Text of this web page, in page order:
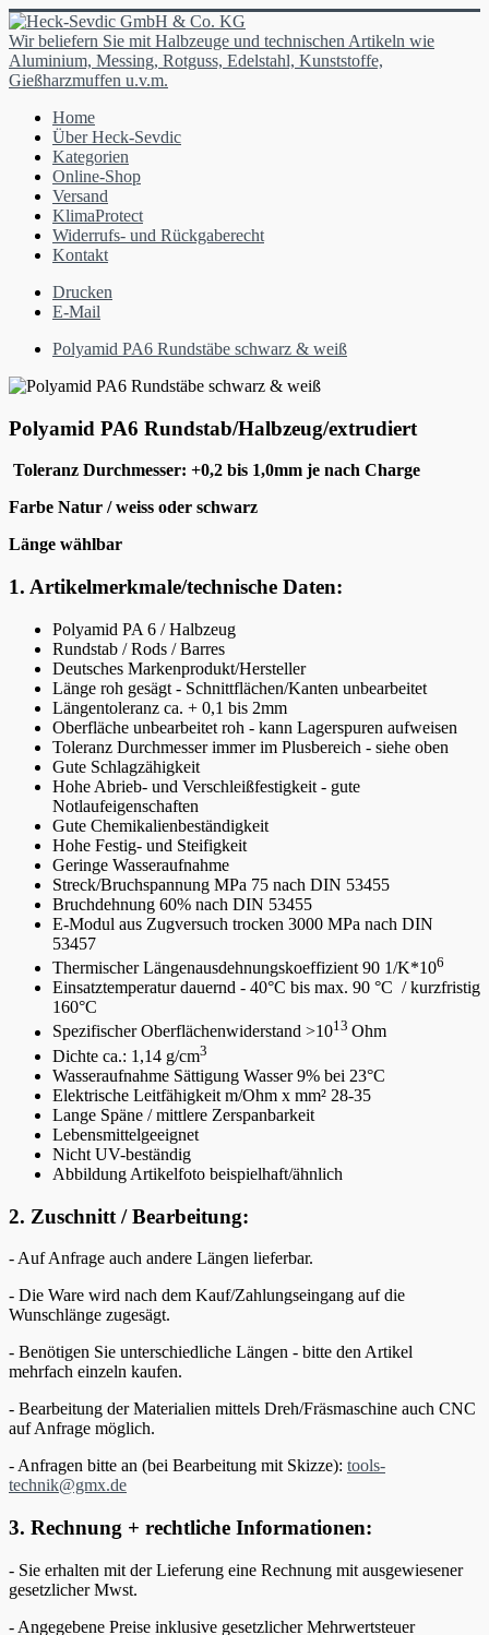
Wir beliefern Sie mit Halbzeuge und technischen Artikeln wie
Aluminium, Messing, Rotguss, Edelstahl, Kunststoffe,
Gießharzmuffen u.v.m.
Home
Über Heck-Sevdic
Kategorien
Online-Shop
Versand
KlimaProtect
Widerrufs- und Rückgaberecht
Kontakt
Drucken
E-Mail
Polyamid PA6 Rundstäbe schwarz & weiß
Polyamid PA6 Rundstab/Halbzeug/extrudiert
Toleranz Durchmesser: +0,2 bis 1,0mm je nach Charge
Farbe Natur / weiss oder schwarz
Länge wählbar
1. Artikelmerkmale/technische Daten:
Polyamid PA 6 / Halbzeug
Rundstab / Rods / Barres
Deutsches Markenprodukt/Hersteller
Länge roh gesägt - Schnittflächen/Kanten unbearbeitet
Längentoleranz ca. + 0,1 bis 2mm
Oberfläche unbearbeitet roh - kann Lagerspuren aufweisen
Toleranz Durchmesser immer im Plusbereich - siehe oben
Gute Schlagzähigkeit
Hohe Abrieb- und Verschleißfestigkeit - gute
Notlaufeigenschaften
Gute Chemikalienbeständigkeit
Hohe Festig- und Steifigkeit
Geringe Wasseraufnahme
Streck/Bruchspannung MPa 75 nach DIN 53455
Bruchdehnung 60% nach DIN 53455
E-Modul aus Zugversuch trocken 3000 MPa nach DIN
53457
Thermischer Längenausdehnungskoeffizient 90 1/K*106
Einsatztemperatur dauernd - 40°C bis max. 90 °C / kurzfristig
160°C
Spezifischer Oberflächenwiderstand >1013 Ohm
Dichte ca.: 1,14 g/cm3
Wasseraufnahme Sättigung Wasser 9% bei 23°C
Elektrische Leitfähigkeit m/Ohm x mm² 28-35
Lange Späne / mittlere Zerspanbarkeit
Lebensmittelgeeignet
Nicht UV-beständig
Abbildung Artikelfoto beispielhaft/ähnlich
2. Zuschnitt / Bearbeitung:
- Auf Anfrage auch andere Längen lieferbar.
- Die Ware wird nach dem Kauf/Zahlungseingang auf die
Wunschlänge zugesägt.
- Benötigen Sie unterschiedliche Längen - bitte den Artikel
mehrfach einzeln kaufen.
- Bearbeitung der Materialien mittels Dreh/Fräsmaschine auch CNC
auf Anfrage möglich.
- Anfragen bitte an (bei Bearbeitung mit Skizze): tools-
technik@gmx.de
3. Rechnung + rechtliche Informationen:
- Sie erhalten mit der Lieferung eine Rechnung mit ausgewiesener
gesetzlicher Mwst.
- Angegebene Preise inklusive gesetzlicher Mehrwertsteuer